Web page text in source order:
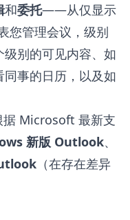
和委托——从仅显示
您管理会议，级别
别的可见内容、如
事的日历，以及如
据 Microsoft 最新支
新版 Outlook、
（在存在差异